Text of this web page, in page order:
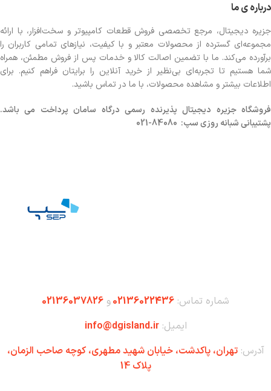
درباره ی ما
جزیره دیجیتال، مرجع تخصصی فروش قطعات کامپیوتر و سخت‌افزار، با ارائه
مجموعه‌ای گسترده از محصولات معتبر و با کیفیت، نیازهای تمامی کاربران را
برآورده می‌کند. ما با تضمین اصالت کالا و خدمات پس از فروش مطمئن، همراه
شما هستیم تا تجربه‌ای بی‌نظیر از خرید آنلاین را برایتان فراهم کنیم. برای
اطلاعات بیشتر و مشاهده محصولات، با ما در تماس باشید.
فروشگاهجزیره دیجیتال پذیرنده رسمی درگاه سامان پرداخت می باشد.
پشتیبانی شبانه روزی سپ: 84080-021
شماره تماس: 02136022436و 02136037826
ایمیل:info@dgisland.ir
آدرس:تهران،‌ پاکدشت، خیابان شهید مطهری، کوچه صاحب الزمان،
پلاک 14